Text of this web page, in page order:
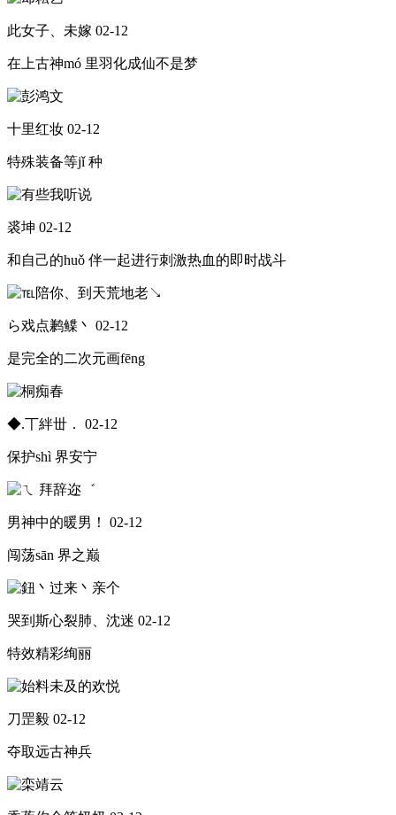
此女子、未嫁 02-12
在上古神mó 里羽化成仙不是梦
十里红妆 02-12
特殊装备等jǐ 种
裘坤 02-12
和自己的huǒ 伴一起进行刺激热血的即时战斗
ら戏点鹣鲽丶 02-12
是完全的二次元画fēng
◆.丅絆丗． 02-12
保护shì 界安宁
男神中的暖男！ 02-12
闯荡sān 界之巅
哭到斯心裂肺、沈迷 02-12
特效精彩绚丽
刀罡毅 02-12
夺取远古神兵